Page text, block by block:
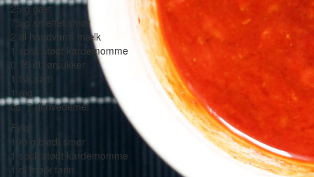
25 g gær
75 g smeltet smør
2 dl håndvarm mælk
1 spsk stødt kardemomme
0.75 dl rørsukker
1 tsk salt
1 æg
ca. 7 dl hvedemel
Fyld:
100 g blødt smør
1 spsk stødt kardemomme
1 dl mørk farin